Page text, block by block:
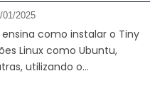
01/2025
como instalar o Tiny
Linux como Ubuntu,
utilizando o…